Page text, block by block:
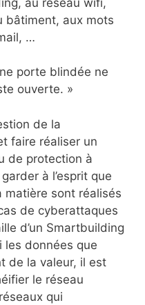
bâtiment, aux mots
…
porte blindée ne
ouverte. »
de la
faire réaliser un
de protection à
à l’esprit que
matière sont réalisés
de cyberattaques
d’un Smartbuilding
les données que
de la valeur, il est
le réseau
qui